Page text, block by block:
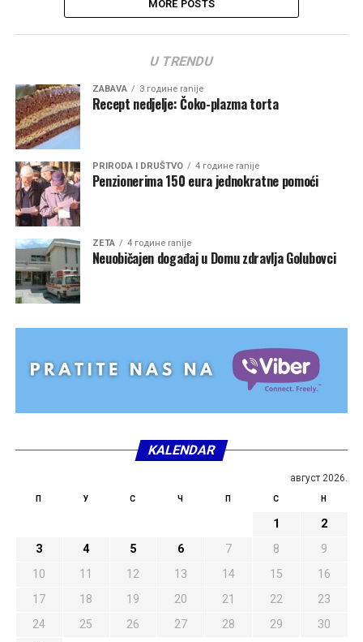
MORE POSTS
U TRENDU
ZABAVA 3 године ranije
Recept nedjelje: Čoko-plazma torta
PRIRODA I DRUŠTVO 4 године ranije
Penzionerima 150 eura jednokratne pomoći
ZETA 4 године ranije
Neuobičajen događaj u Domu zdravlja Golubovci
KALENDAR
август 2026.
П У С Ч П С Н
1
2
3
4 5 6 7 8
9
10
11 12 13 14 15
16
17
18 19 20 21 22
23
24
25 26 27 28 29
30